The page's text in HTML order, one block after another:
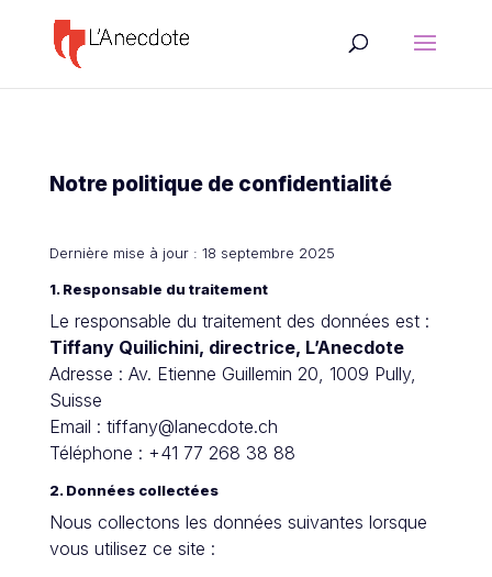
Notre politique de confidentialité
Dernière mise à jour : 18 septembre 2025
1. Responsable du traitement
Le responsable du traitement des données est :
Tiffany Quilichini, directrice, L’Anecdote
Adresse : Av. Etienne Guillemin 20, 1009 Pully,
Suisse
Email : tiffany@lanecdote.ch
Téléphone : +41 77 268 38 88
2. Données collectées
Nous collectons les données suivantes lorsque
vous utilisez ce site :